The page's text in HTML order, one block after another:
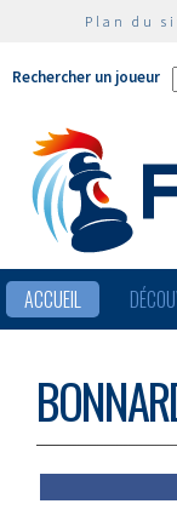
Plan du
Rechercher un joueur
ACCUEIL